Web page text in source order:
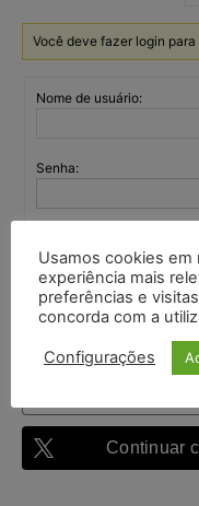
Você deve fazer login
Nome de usuário:
Senha:
autenticado
Entrar
Continuar
Usamos cookies
experiência mais
preferências e
concorda com a
Configurações